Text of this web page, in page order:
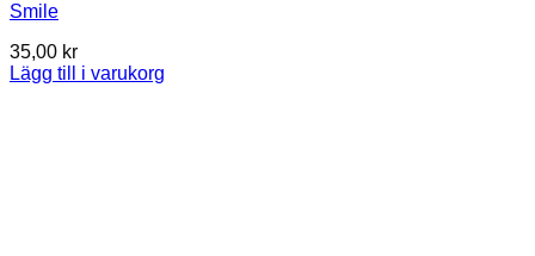
Smile
35,00 kr
Lägg till i varukorg